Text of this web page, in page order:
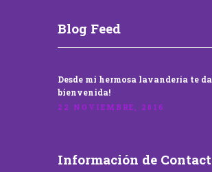
Blog Feed
Desde mi hermosa lavandería te
bienvenida!
22 NOVIEMBRE, 2016
Información de